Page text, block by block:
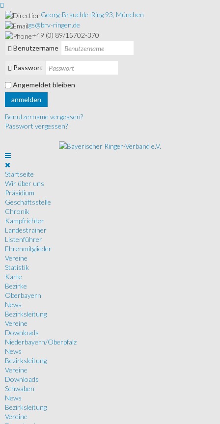
Georg-Brauchle-Ring 93, München
gs@brv-ringen.de
+49 (0) 89/15702-370
Benutzername
Passwort
Angemeldet bleiben
anmelden
Benutzername vergessen?
Passwort vergessen?
Startseite
Wir über uns
Präsidium
Geschäftsstelle
Chronik
Kampfrichter
Landestrainer
Listenführer
Ehrenmitglieder
Vereine
Statistik
Karte
Bezirke
Oberbayern
News
Bezirksleitung
Vereine
Downloads
Niederbayern/Oberpfalz
News
Bezirksleitung
Vereine
Downloads
Schwaben
News
Bezirksleitung
Vereine